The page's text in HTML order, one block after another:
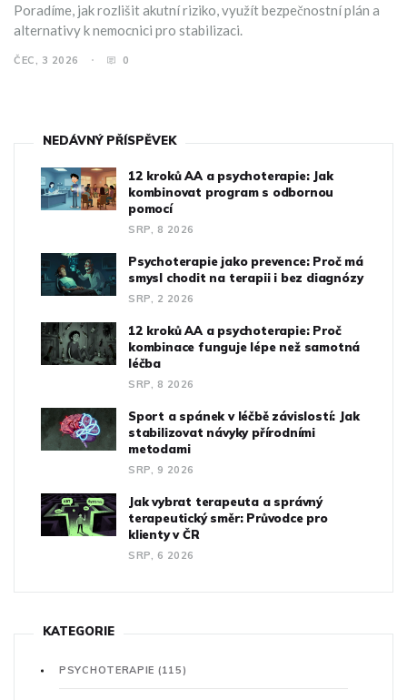
Poradíme, jak rozlišit akutní riziko, využít bezpečnostní plán a
alternativy k nemocnici pro stabilizaci.
ČEC, 3 2026 0
NEDÁVNÝ PŘÍSPĚVEK
12 kroků AA a psychoterapie: Jak
kombinovat program s odbornou
pomocí
SRP, 8 2026
Psychoterapie jako prevence: Proč má
smysl chodit na terapii i bez diagnózy
SRP, 2 2026
12 kroků AA a psychoterapie: Proč
kombinace funguje lépe než samotná
léčba
SRP, 8 2026
Sport a spánek v léčbě závislostí: Jak
stabilizovat návyky přírodními
metodami
SRP, 9 2026
Jak vybrat terapeuta a správný
terapeutický směr: Průvodce pro
klienty v ČR
SRP, 6 2026
KATEGORIE
PSYCHOTERAPIE (115)